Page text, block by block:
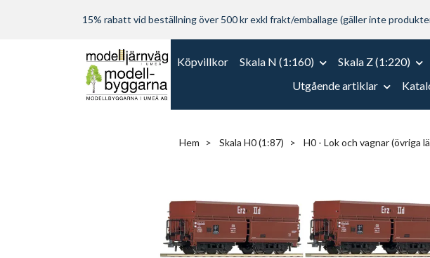
15% rabatt vid beställning över 500 kr exkl frakt/emballage (gäller inte
Köpvillkor Skala N (1:160) Skala Z (1:220)
Utgående artiklar
Hem Skala H0 (1:87) H0 - Lok och vagnar (övriga